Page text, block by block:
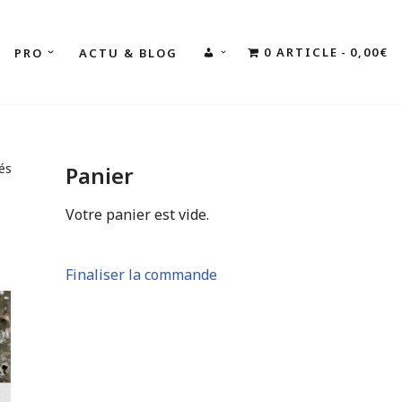
PRO ACTU & BLOG
MON
0 ARTICLE 0,00€
Panier
Votre panier est vide.
Finaliser la commande